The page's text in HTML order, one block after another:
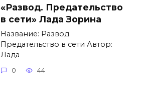
«Развод. Предательство
в сети» Лада Зорина
Название: Развод.
Предательство в сети Автор:
Лада
0 44